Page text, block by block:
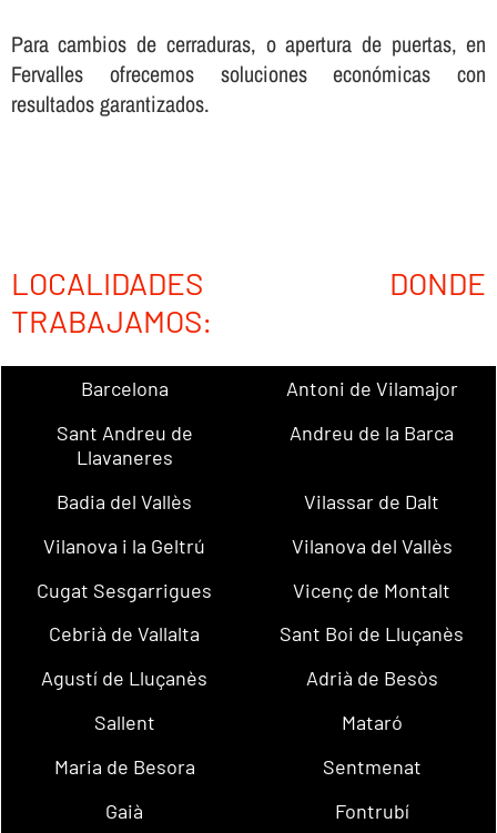
Para cambios de cerraduras, o apertura de puertas, en
Fervalles ofrecemos soluciones económicas con
resultados garantizados.
LOCALIDADES DONDE
TRABAJAMOS:
Barcelona
Antoni de Vilamajor
Sant Andreu de
Llavaneres
Andreu de la Barca
Badia del Vallès
Vilassar de Dalt
Vilanova i la Geltrú
Vilanova del Vallès
Cugat Sesgarrigues
Vicenç de Montalt
Cebrià de Vallalta
Sant Boi de Lluçanès
Agustí de Lluçanès
Adrià de Besòs
Sallent
Mataró
Maria de Besora
Sentmenat
Gaià
Fontrubí